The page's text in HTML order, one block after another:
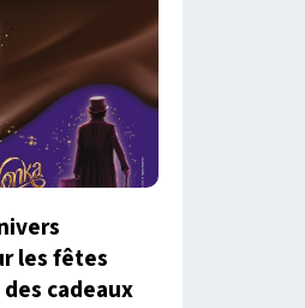
les fêtes
cadeaux